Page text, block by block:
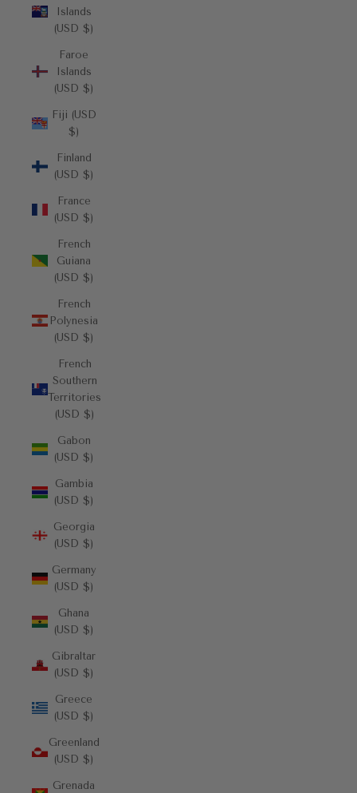
Islands
(USD $)
Faroe
Islands
(USD $)
Fiji (USD
$)
Finland
(USD $)
France
(USD $)
French
Guiana
(USD $)
French
Polynesia
(USD $)
French
Southern
Territories
(USD $)
Gabon
(USD $)
Gambia
(USD $)
Georgia
(USD $)
Germany
(USD $)
Ghana
(USD $)
Gibraltar
(USD $)
Greece
(USD $)
Greenland
(USD $)
Grenada